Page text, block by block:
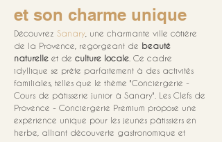
et son charme unique
Découvrez Sanary , une charmante ville côtière
de la Provence, regorgeant de beauté
naturelle et de culture locale . Ce cadre
idyllique se prête parfaitement à des activités
familiales, telles que le thème "Conciergerie -
Cours de pâtisserie junior à Sanary". Les Clefs de
Provence - Conciergerie Premium propose une
expérience unique pour les jeunes pâtissiers en
herbe, alliant découverte gastronomique et